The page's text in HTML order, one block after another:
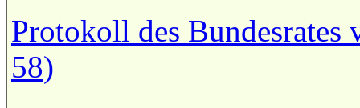
Protokoll des
58)